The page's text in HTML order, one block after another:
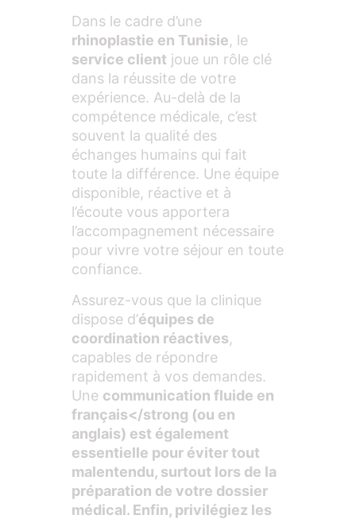
Dans le cadre d’une
rhinoplastie en Tunisie, le
service client joue un rôle clé
dans la réussite de votre
expérience. Au-delà de la
compétence médicale, c’est
souvent la qualité des
échanges humains qui fait
toute la différence. Une équipe
disponible, réactive et à
l’écoute vous apportera
l’accompagnement nécessaire
pour vivre votre séjour en toute
confiance.
Assurez-vous que la clinique
dispose d’équipes de
coordination réactives,
capables de répondre
rapidement à vos demandes.
Une communication fluide en
français</strong (ou en
anglais) est également
essentielle pour éviter tout
malentendu, surtout lors de la
préparation de votre dossier
médical. Enfin, privilégiez les